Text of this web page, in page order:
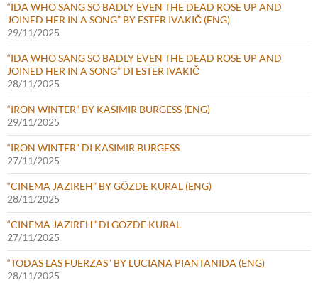
“IDA WHO SANG SO BADLY EVEN THE DEAD ROSE UP AND
JOINED HER IN A SONG” BY ESTER IVAKIČ (ENG)
29/11/2025
“IDA WHO SANG SO BADLY EVEN THE DEAD ROSE UP AND
JOINED HER IN A SONG” DI ESTER IVAKIČ
28/11/2025
“IRON WINTER” BY KASIMIR BURGESS (ENG)
29/11/2025
“IRON WINTER” DI KASIMIR BURGESS
27/11/2025
“CINEMA JAZIREH” BY GÖZDE KURAL (ENG)
28/11/2025
“CINEMA JAZIREH” DI GÖZDE KURAL
27/11/2025
“TODAS LAS FUERZAS” BY LUCIANA PIANTANIDA (ENG)
28/11/2025